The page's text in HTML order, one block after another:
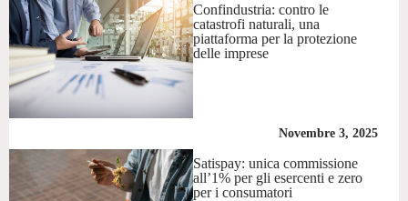
Confindustria: contro le
catastrofi naturali, una
piattaforma per la protezione
delle imprese
Novembre 3, 2025
Satispay: unica commissione
all’1% per gli esercenti e zero
per i consumatori